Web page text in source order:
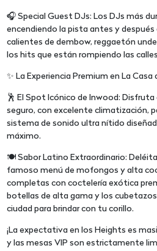
🎧 Special Guest DJs: Los DJs más
encendiendo la pista antes y
calientes de dembow, reggaetón
los hits que están rompiendo las
✨ La Experiencia Premium en La
🕺 El Spot Icónico de Inwood:
seguro, con excelente climatización,
sistema de sonido ultra nítido
máximo.
🍽️ Sabor Latino Extraordinario:
famoso menú de mofongos y alta
completas con coctelería exótica
botellas de alta gama y los
ciudad para brindar con tu corillo.
¡La expectativa en los Heights es
y las mesas VIP son estrictamente